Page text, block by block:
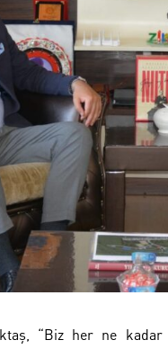
“Biz her ne